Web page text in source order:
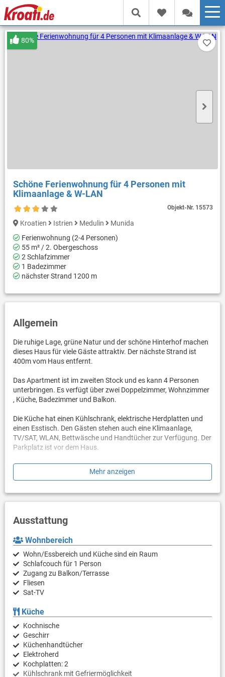
Schöne Ferienwohnung für 4 Personen mit
Klimaanlage & W-LAN
Objekt-Nr. 15573
80%
Kroatien Istrien Medulin
Munida
Ferienwohnung (2-4 Personen)
55 m² / 2. Obergeschoss
2 Schlafzimmer
1 Badezimmer
nächster Strand 1200 m
Allgemein
Die ruhige Lage, grüne Natur und der schöne Hinterhof machen
dieses Haus für viele Gäste attraktiv. Der nächste Strand ist
400m vom Haus entfernt.
Das Apartment ist im zweiten Stock und es kann 4 Personen
unterbringen. Es verfügt über zwei Doppelzimmer, Wohnzimmer
, Küche, Badezimmer und Balkon.
Die Küche hat einen Kühlschrank, elektrische Herdplatten und
einen Esstisch. Den Gästen stehen auch eine Klimaanlage,
TV/SAT, WLAN, Bettwäsche und Handtücher zur Verfügung. Der
Parkplatz ist vor dem Haus.
Anmerkung: DAS APARTMENT IST FÜR MAXIMAL 4 PERSONEN
GEEIGNET (KINDER UND BABIES INKLUSIVE!)
Mehr anzeigen
Ausstattung
Wohnbereich
Wohn/Essbereich und Küche sind ein Raum
Schlafcouch für 1 Person
Zugang zu Balkon/Terrasse
Fliesen
Sat-TV
Küche
Kochnische
Geschirr
Küchenhandtücher
Elektroherd
Kochplatten: 2
Kühlschrank mit Gefriermöglichkeit